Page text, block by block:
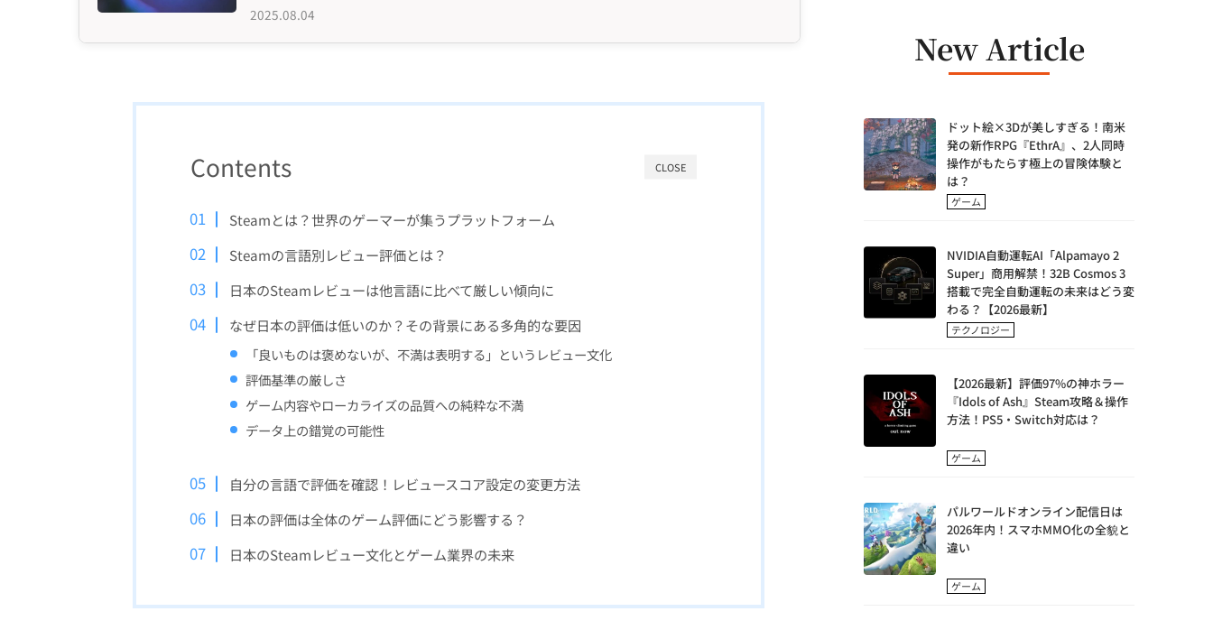
2025.08.04
CLOSE
Contents
Steamとは？世界のゲーマーが集うプラットフォーム
Steamの言語別レビュー評価とは？
日本のSteamレビューは他言語に比べて厳しい傾向に
なぜ日本の評価は低いのか？その背景にある多角的な要因
「良いものは褒めないが、不満は表明する」というレビュー文化
評価基準の厳しさ
ゲーム内容やローカライズの品質への純粋な不満
データ上の錯覚の可能性
自分の言語で評価を確認！レビュースコア設定の変更方法
日本の評価は全体のゲーム評価にどう影響する？
日本のSteamレビュー文化とゲーム業界の未来
New Article
ドット絵×3Dが美しすぎる！南米
発の新作RPG『EthrA』、2人同時
操作がもたらす極上の冒険体験と
は？
ゲーム
NVIDIA自動運転AI「Alpamayo 2
Super」商用解禁！32B Cosmos 3
搭載で完全自動運転の未来はどう変
わる？【2026最新】
テクノロジー
【2026最新】評価97%の神ホラー
『Idols of Ash』Steam攻略＆操作
方法！PS5・Switch対応は？
ゲーム
パルワールドオンライン配信日は
2026年内！スマホMMO化の全貌と
違い
ゲーム